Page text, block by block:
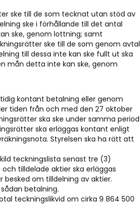
ske till de som tecknat utan stöd av
ske i förhållande till det antal
ske, genom lottning; samt
ske till de som genom avtal
till dessa inte kan ske fullt ut ska
mån detta inte kan ske, genom
kontant betalning eller genom
tiden från och med den 27 oktober
ska ske under samma period
ska erläggas kontant enligt
Styrelsen ska ha rätt att
teckningslista senast tre (3)
tilldelade aktier ska erläggas
om tilldelning av aktier.
betalning.
teckningslikvid om cirka 9 864 500